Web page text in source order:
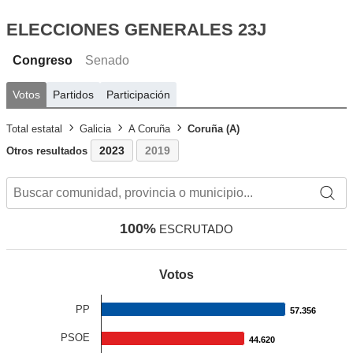
ELECCIONES GENERALES 23J
Congreso Senado
Votos Partidos Participación
Total estatal Galicia A Coruña
Coruña (A)
Otros resultados
2023 2019
100% ESCRUTADO
Votos
57.356
57.356
44.620
44.620
PP
PSOE